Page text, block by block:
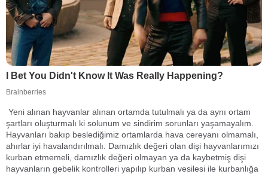
Yeni alınan hayvanlar alınan ortamda tutulmalı ya da aynı ortam
şartları oluşturmalı ki solunum ve sindirim sorunları yaşamayalım.
Hayvanları bakıp beslediğimiz ortamlarda hava cereyanı olmamalı,
ahırlar iyi havalandırılmalı. Damızlık değeri olan dişi hayvanlarımızı
kurban etmemeli, damızlık değeri olmayan ya da kaybetmiş dişi
hayvanların gebelik kontrolleri yapılıp kurban vesilesi ile kurbanlığa